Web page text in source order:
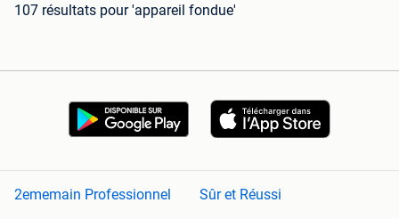
107 résultats pour 'appareil fondue'
2ememain Professionnel
Sûr et Réussi